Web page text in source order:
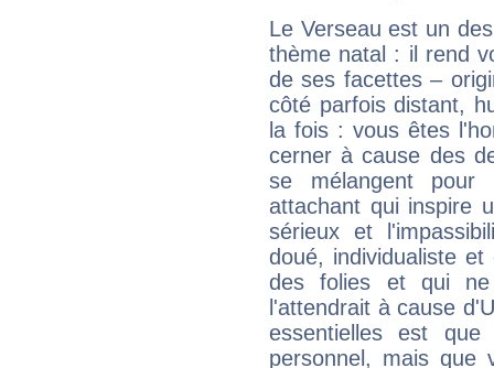
Le Verseau est un
thème natal : il rend
de ses facettes –
côté parfois distant,
la fois : vous êtes
cerner à cause des
se mélangent
attachant qui inspire
sérieux et
doué, individualiste
des folies et qui
l'attendrait à cause
essentielles est
personnel, mais que